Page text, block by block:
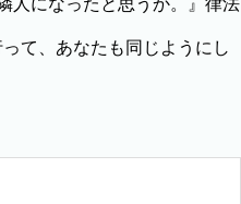
人になったと思うか。』律法
て、あなたも同じようにし